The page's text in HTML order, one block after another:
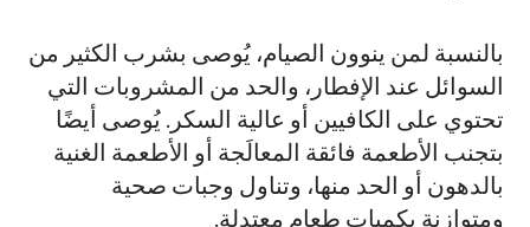
بالنسبة لمن ينوون الصيام، يُوصى بشرب الكثير من
السوائل عند الإفطار، والحد من المشروبات التي
تحتوي على الكافيين أو عالية السكر. يُوصى أيضًا
بتجنب الأطعمة فائقة المعالَجة أو الأطعمة الغنية
بالدهون أو الحد منها، وتناول وجبات صحية
ومتوازنة بكميات طعام معتدلة.